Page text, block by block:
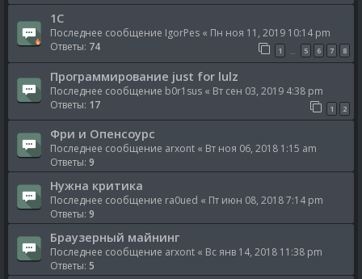
1C
Последнее сообщение IgorPes « Пн ноя 11, 2019 10:14 pm
Ответы: 74 1 5 6 7 8
Программирование just for lulz
Последнее сообщение b0r1sus « Вт сен 03, 2019 4:38 pm
Ответы: 17 1 2
Фри и Опенсоурс
Последнее сообщение arxont « Вт ноя 06, 2018 1:15 am
Ответы: 9
Нужна критика
Последнее сообщение ra0ued « Пт июн 08, 2018 7:14 pm
Ответы: 9
Браузерный майнинг
Последнее сообщение arxont « Вс янв 14, 2018 11:38 pm
Ответы: 5